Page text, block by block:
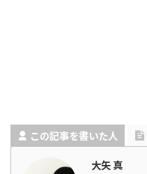
この記事を書いた人
大矢 真